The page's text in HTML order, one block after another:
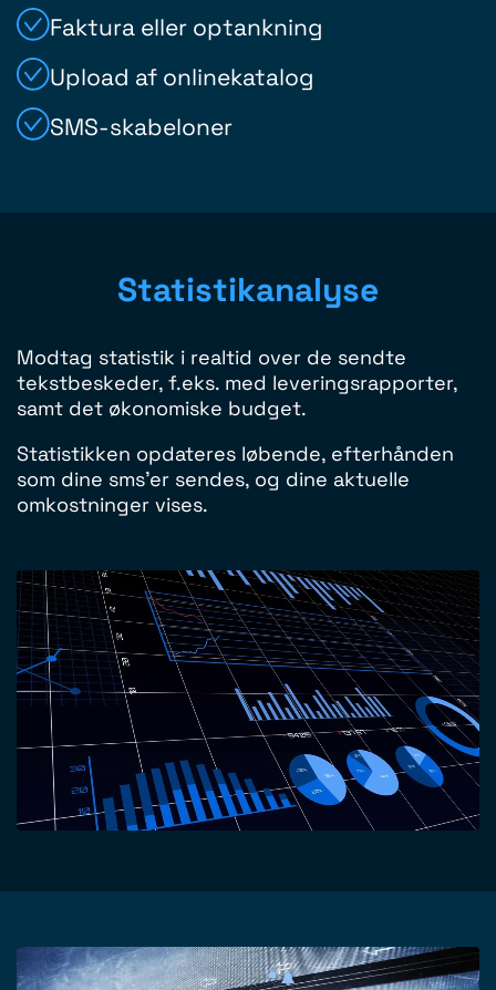
Faktura eller optankning
Upload af onlinekatalog
SMS-skabeloner
Statistikanalyse
Modtag statistik i realtid over de sendte
tekstbeskeder, f.eks. med leveringsrapporter,
samt det økonomiske budget.
Statistikken opdateres løbende, efterhånden
som dine sms'er sendes, og dine aktuelle
omkostninger vises.